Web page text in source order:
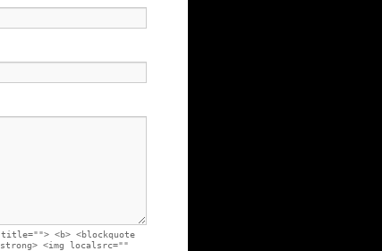
<b> <blockquote
<img localsrc=""